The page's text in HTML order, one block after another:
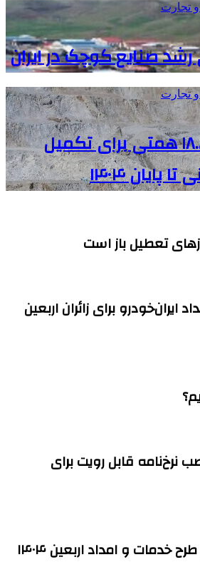
تجارت
صنایع کوچک در ایران
تجارت
سرمایه‌گذاری ۱۸.۵ همتی برای تکمیل
۱۴۰۴
تعطیل باز است
ایران‌خودرو برای زائران اربعین
نرخ‌نامه قابل رویت برای
بهمن موتور از اجرای طرح خدمات و امداد اربعین ۱۴۰۴